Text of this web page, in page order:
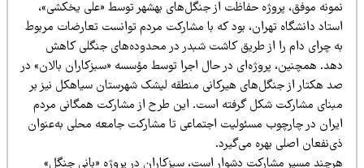
موفق، پروژه حفاظت از جنگل‌های بهشهر توسط «علی یخکشی»،
دانشگاه تهران، بود که با مشارکت مردم توانست تعارضات مربوط
چرای دام را از طریق کاشت شبدر در محدوده‌های جنگلی کاهش
همچنین، پروژه‌ای در حال اجرا توسط مؤسسه «سبزکاران بالان» در
هکتار از جنگل‌های هیرکانی منطقه لیشک شهرستان سیاهکل نیز بر
مشارکت شکل گرفته است. این طرح از مشارکت همگانی مردم
در چارچوب مسئولیت اجتماعی تا مشارکت جامعه محلی به‌عنوان
اصلی بهره می‌گیرد.
مسیر مشارکت دشوار است، سبزکاران در پروژه «بانی جنگل»